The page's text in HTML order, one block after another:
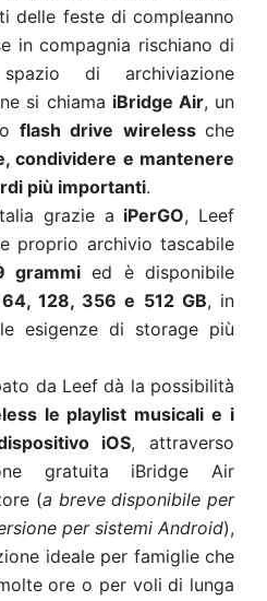
delle feste di compleanno
in compagnia rischiano di
di archiviazione
si chiama iBridge Air, un
flash drive wireless che
condividere e mantenere
più importanti.
grazie a iPerGO, Leef
proprio archivio tascabile
grammi ed è disponibile
128, 356 e 512 GB, in
esigenze di storage più
da Leef dà la possibilità
le playlist musicali e i
iOS, attraverso
gratuita iBridge Air
(a breve disponibile per
per sistemi Android),
ideale per famiglie che
ore o per voli di lunga